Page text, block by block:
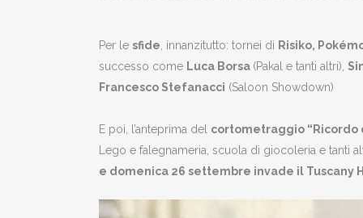
Per le sfide, innanzitutto: tornei di Risiko,
successo come Luca Borsa (Pakal e tanti altri),
Francesco Stefanacci (Saloon Showdown)
E poi, l’anteprima del cortometraggio “Ricordo
Lego e falegnameria, scuola di giocoleria e tanti
e domenica 26 settembre invade il Tuscany